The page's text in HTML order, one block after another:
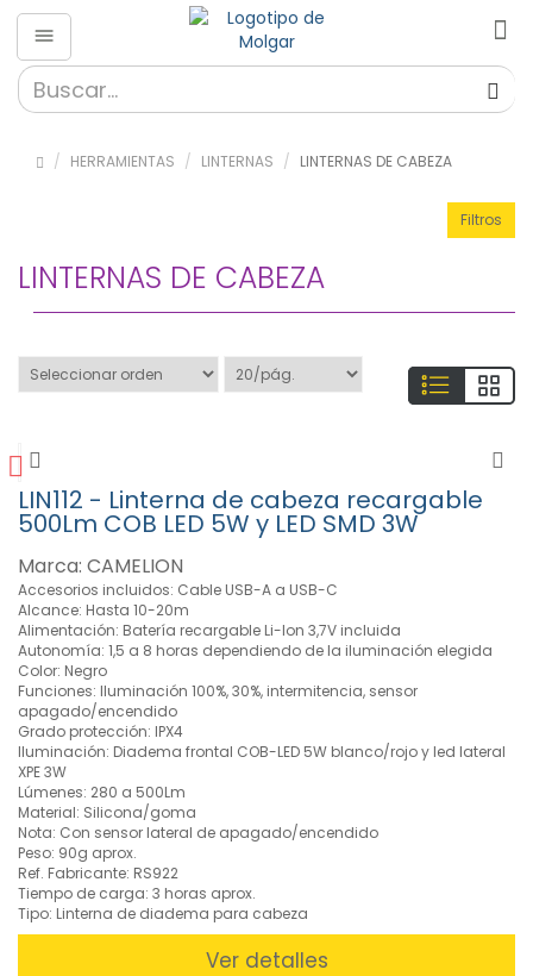
HERRAMIENTAS LINTERNAS LINTERNAS DE CABEZA
Herramientas
»
(56)
» Fibra
»
HAKKO
Herramientas
(324)
»
aisladas VDE
1000V (37)
»
Herramientas
Eléctricas
(43)
»
Instrumentación
(111)
» Juegos de
Herramientas
(22)
» Limpieza y
Mantenimiento
(55)
Filtros
LINTERNAS DE CABEZA
LIN112 - Linterna de cabeza recargable
500Lm COB LED 5W y LED SMD 3W
Marca: CAMELION
Accesorios incluidos: Cable USB-A a USB-C
Alcance: Hasta 10-20m
Alimentación: Batería recargable Li-Ion 3,7V incluida
Autonomía: 1,5 a 8 horas dependiendo de la iluminación elegida
Color: Negro
Funciones: Iluminación 100%, 30%, intermitencia, sensor
apagado/encendido
Grado protección: IPX4
Iluminación: Diadema frontal COB-LED 5W blanco/rojo y led lateral
XPE 3W
Lúmenes: 280 a 500Lm
Material: Silicona/goma
Nota: Con sensor lateral de apagado/encendido
Peso: 90g aprox.
Ref. Fabricante: RS922
Tiempo de carga: 3 horas aprox.
Tipo: Linterna de diadema para cabeza
Ver detalles